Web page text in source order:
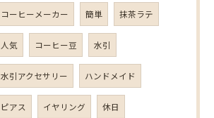
コーヒーメーカー 簡単 抹茶ラテ
人気 コーヒー豆 水引
水引アクセサリー ハンドメイド
ピアス イヤリング 休日